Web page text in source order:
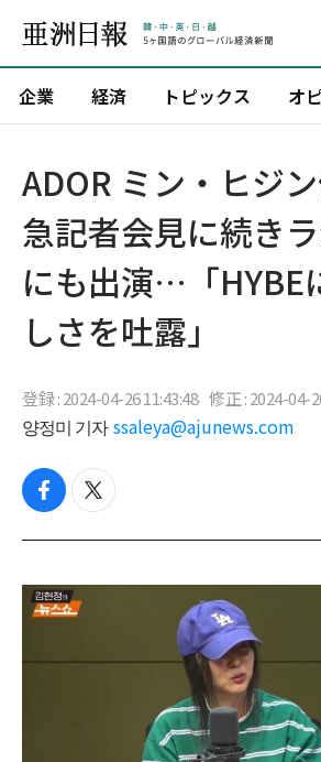
企業 経済 トピックス オ
ADOR ミン・ヒジ
急記者会見に続き
にも出演…「HYBE
しさを吐露」
登録 : 2024-04-26 11:43:48 修正 : 2024-04-
양정미 기자 ssaleya@ajunews.com
f
c
b
o
o
t
i
t